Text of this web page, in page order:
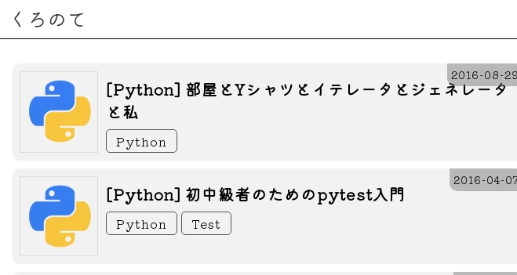
くろのて
[Python] 部屋とYシャツとイテレータとジェネレータ
と私
2016-08-29
Python
[Python] 初中級者のためのpytest入門
2016-04-
Python Test